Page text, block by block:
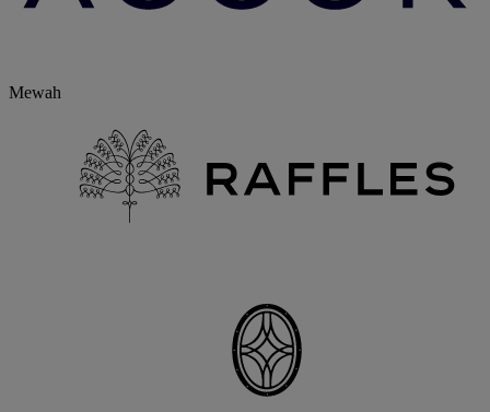
Mewah